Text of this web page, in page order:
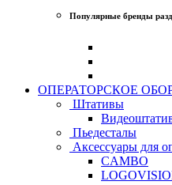
Популярные бренды
ОПЕРАТОРСКОЕ
Штативы
Пьедесталы
Аксессуары для
CAMBO